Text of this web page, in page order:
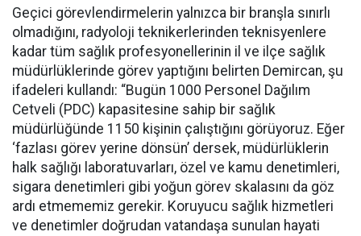
Geçici görevlendirmelerin yalnızca bir branşla sınırlı
olmadığını, radyoloji teknikerlerinden teknisyenlere
kadar tüm sağlık profesyonellerinin il ve ilçe sağlık
müdürlüklerinde görev yaptığını belirten Demircan, şu
ifadeleri kullandı: “Bugün 1000 Personel Dağılım
Cetveli (PDC) kapasitesine sahip bir sağlık
müdürlüğünde 1150 kişinin çalıştığını görüyoruz. Eğer
‘fazlası görev yerine dönsün’ dersek, müdürlüklerin
halk sağlığı laboratuvarları, özel ve kamu denetimleri,
sigara denetimleri gibi yoğun görev skalasını da göz
ardı etmememiz gerekir. Koruyucu sağlık hizmetleri
ve denetimler doğrudan vatandaşa sunulan hayati